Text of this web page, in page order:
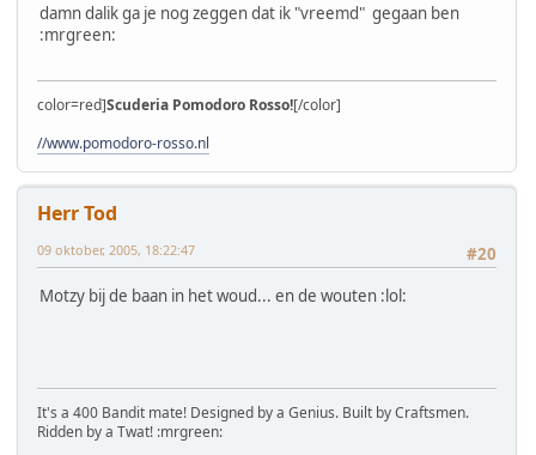
damn dalik ga je nog zeggen dat ik "vreemd" gegaan ben
:mrgreen:
color=red]Scuderia Pomodoro Rosso![/color]
//www.pomodoro-rosso.nl
Herr Tod
#20
09 oktober, 2005, 18:22:47
Motzy bij de baan in het woud... en de wouten :lol:
It's a 400 Bandit mate! Designed by a Genius. Built by Craftsmen.
Ridden by a Twat! :mrgreen: